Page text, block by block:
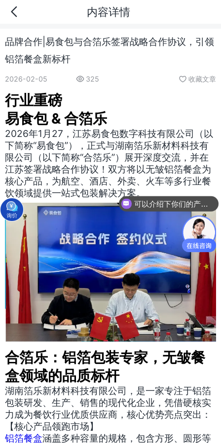
内容详情
品牌合作|易食包与合箔乐签署战略合作协议，引领
铝箔餐盒新标杆
2026-02-05 325 收藏文章
行业重磅
易食包 & 合箔乐
2026年1月27，江苏易食包数字科技有限公司（以
下简称“易食包”），正式与湖南箔乐新材料科技有
限公司（以下简称“合箔乐”）展开深度交流，并在
江苏签署战略合作协议！双方将以无皱铝箔餐盒为
核心产品，为航空、酒店、外卖、火车等多行业餐
饮领域提供一站式包装解决方案。
合箔乐：铝箔包装专家，无皱餐
盒领域的品质标杆
湖南箔乐新材料科技有限公司，是一家专注于铝箔
包装研发、生产、销售的现代化企业，凭借硬核实
力成为餐饮行业优质供应商，核心优势亮点突出：
【核心产品领跑市场】
铝箔餐盒涵盖多种容量的规格，包含方形、圆形等
可以介绍下你们的产品么